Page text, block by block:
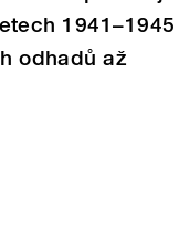
1941–1945
odhadů až